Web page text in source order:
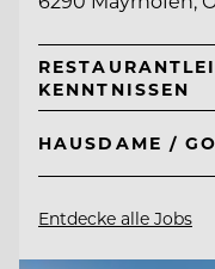
KENNTNISSEN
HAUSDAME /
Entdecke alle Jobs